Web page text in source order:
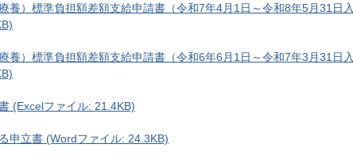
養）標準負担額差額支給申請書（令和7年4月1日～令和8年5月31日入
養）標準負担額差額支給申請書（令和6年6月1日～令和7年3月31日入
(Excelファイル: 21.4KB)
申立書 (Wordファイル: 24.3KB)